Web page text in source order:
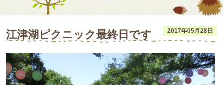
2017年05月28日
江津湖ピクニック最終日です